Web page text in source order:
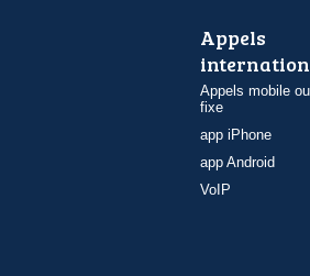
Appels
Appels mobile
fixe
app iPhone
app Android
VoIP